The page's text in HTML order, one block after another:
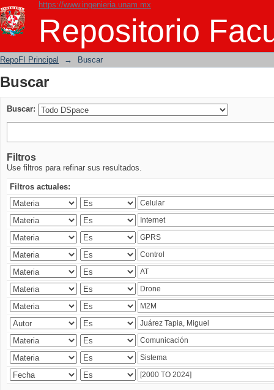
https://www.ingenieria.unam.mx
Repositorio
Buscar
RepoFI Principal → Buscar
Buscar
Buscar:
Filtros
Use filtros para refinar sus resultados.
Filtros actuales: